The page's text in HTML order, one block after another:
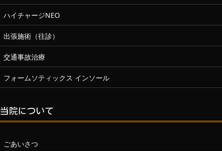
ハイチャージNEO
出張施術（往診）
交通事故治療
フォームソティックス インソール
当院について
ごあいさつ